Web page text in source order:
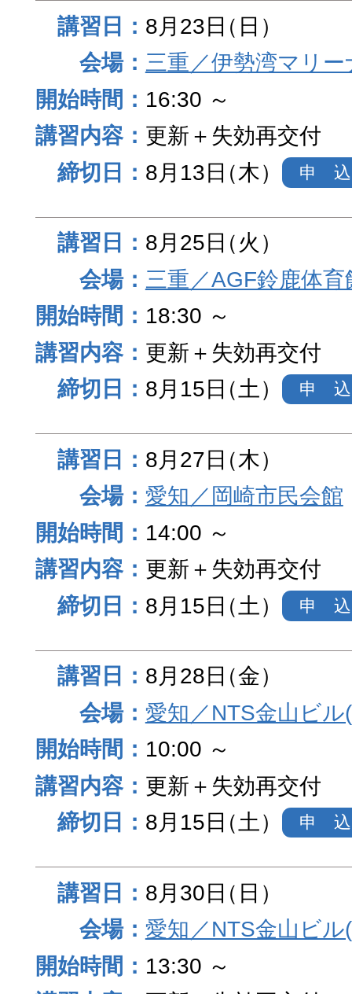
8月23日（日）
三重／伊勢湾マリー
16:30 ～
更新＋失効再交付
8月13日（木） 申 込
8月25日（火）
三重／AGF鈴鹿体育
18:30 ～
更新＋失効再交付
8月15日（土） 申 込
8月27日（木）
愛知／岡崎市民会館
14:00 ～
更新＋失効再交付
8月15日（土） 申 込
8月28日（金）
愛知／NTS金山ビ
10:00 ～
更新＋失効再交付
8月15日（土） 申 込
8月30日（日）
愛知／NTS金山ビ
13:30 ～